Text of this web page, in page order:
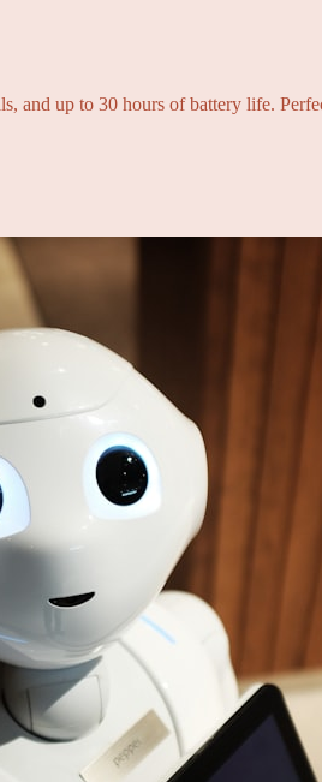
up to 30 hours of battery life.